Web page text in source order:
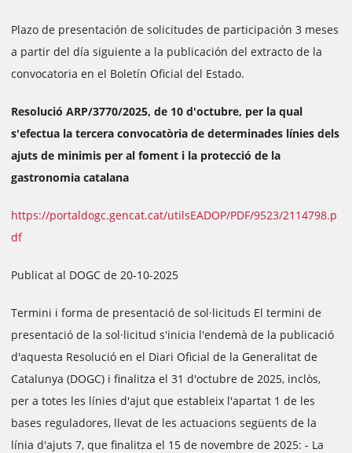
Plazo de presentación de solicitudes de participación 3 meses
a partir del día siguiente a la publicación del extracto de la
convocatoria en el Boletín Oficial del Estado.
Resolució ARP/3770/2025, de 10 d'octubre, per la qual
s'efectua la tercera convocatòria de determinades línies dels
ajuts de minimis per al foment i la protecció de la
gastronomia catalana
https://portaldogc.gencat.cat/utilsEADOP/PDF/9523/2114798.p
df
Publicat al DOGC de 20-10-2025
Termini i forma de presentació de sol·licituds El termini de
presentació de la sol·licitud s'inicia l'endemà de la publicació
d'aquesta Resolució en el Diari Oficial de la Generalitat de
Catalunya (DOGC) i finalitza el 31 d'octubre de 2025, inclòs,
per a totes les línies d'ajut que estableix l'apartat 1 de les
bases reguladores, llevat de les actuacions següents de la
línia d'ajuts 7, que finalitza el 15 de novembre de 2025: - La